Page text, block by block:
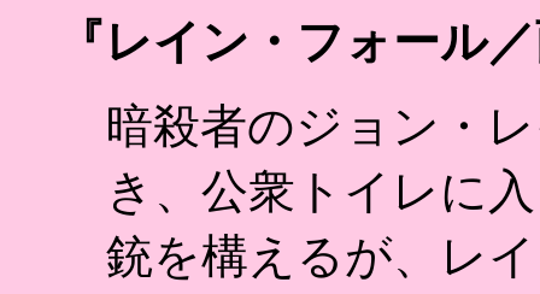
『レイン・フォール
暗殺者のジョン・
き、公衆トイレに
銃を構えるが、レ